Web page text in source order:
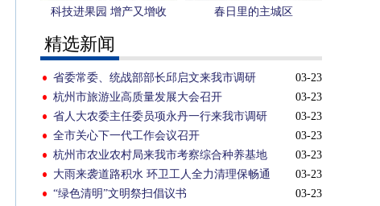
科技进果园 增产又增收 春日里的主城区
精选新闻
03-23
省委常委、统战部部长邱启文来我市调研
03-23
杭州市旅游业高质量发展大会召开
03-23
省人大农委主任委员项永丹一行来我市调研
03-23
全市关心下一代工作会议召开
03-23
杭州市农业农村局来我市考察综合种养基地
03-23
大雨来袭道路积水 环卫工人全力清理保畅通
03-23
“绿色清明”文明祭扫倡议书